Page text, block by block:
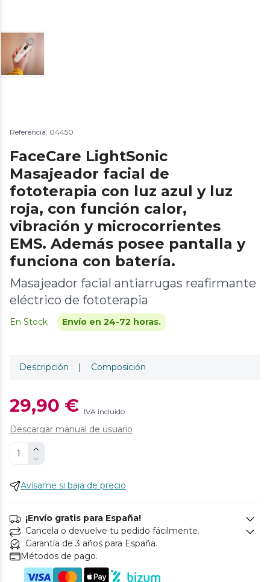
Referencia: 04450
FaceCare LightSonic
Masajeador facial de
fototerapia con luz azul y luz
roja, con función calor,
vibración y microcorrientes
EMS. Además posee pantalla y
funciona con batería.
Masajeador facial antiarrugas reafirmante
eléctrico de fototerapia
En Stock Envío en 24-72 horas.
Descripción | Composición
29,90 € IVA incluido
Descargar manual de usuario
Avísame si baja de precio
¡Envío gratis para España!
Cancela o devuelve tu pedido fácilmente.
Garantía de 3 años para España.
Métodos de pago.